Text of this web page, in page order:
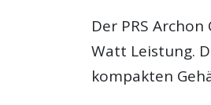
Der PRS Archon
Watt Leistung.
kompakten